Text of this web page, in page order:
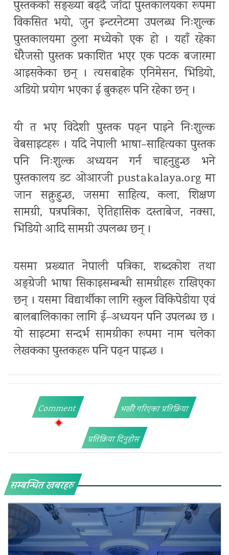
पुस्तकको सङ्ख्या बढ्दै जाँदा पुस्तकालयका रूपमा
विकसित भयो, जुन इन्टरनेटमा उपलब्ध निःशुल्क
पुस्तकालयमा ठुला मध्येको एक हो । यहाँ रहेका
धेरैजसो पुस्तक प्रकाशित भएर एक पटक बजारमा
आइसकेका छन् । त्यसबाहेक एनिमेसन, भिडियो,
अडियो प्रयोग भएका ई बुकहरू पनि रहेका छन् ।
यी त भए विदेशी पुस्तक पढ्न पाइने निःशुल्क
वेबसाइटहरू । यदि नेपाली भाषा–साहित्यका पुस्तक
पनि निःशुल्क अध्ययन गर्न चाहनुहुन्छ भने
पुस्तकालय डट ओआरजी pustakalaya.org मा
जान सक्नुहुन्छ, जसमा साहित्य, कला, शिक्षण
सामग्री, पत्रपत्रिका, ऐतिहासिक दस्ताबेज, नक्सा,
भिडियो आदि सामग्री उपलब्ध छन् ।
यसमा प्रख्यात नेपाली पत्रिका, शब्दकोश तथा
अङ्ग्रेजी भाषा सिकाइसम्बन्धी सामग्रीहरू राखिएका
छन् । यसमा विद्यार्थीका लागि स्कुल विकिपेडीया एवं
बालबालिकाका लागि ई–अध्ययन पनि उपलब्ध छ ।
यो साइटमा सन्दर्भ सामग्रीका रूपमा नाम चलेका
लेखकका पुस्तकहरू पनि पढ्न पाइन्छ ।
Comment भर्खरै गरिएका प्रतिक्रिया
प्रतिक्रिया दिनुहोस
सम्बन्धित खबरहरु